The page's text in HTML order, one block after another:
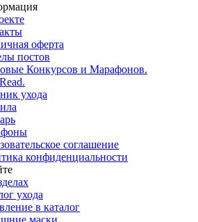
оферта
постов
Конкурсов и Марафонов.
ухода
соглашение
конфиденциальности
ухода
в каталог
маски